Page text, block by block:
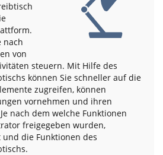
nach
von
steuern. Mit Hilfe des
können Sie schneller auf die
zugreifen, können
vornehmen und ihren
nach dem welche Funktionen
freigegeben wurden,
die Funktionen des